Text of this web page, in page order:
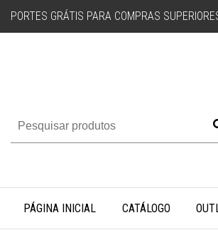
PORTES GRÁTIS PARA COMPRAS
PÁGINA INICIAL CATÁLOGO